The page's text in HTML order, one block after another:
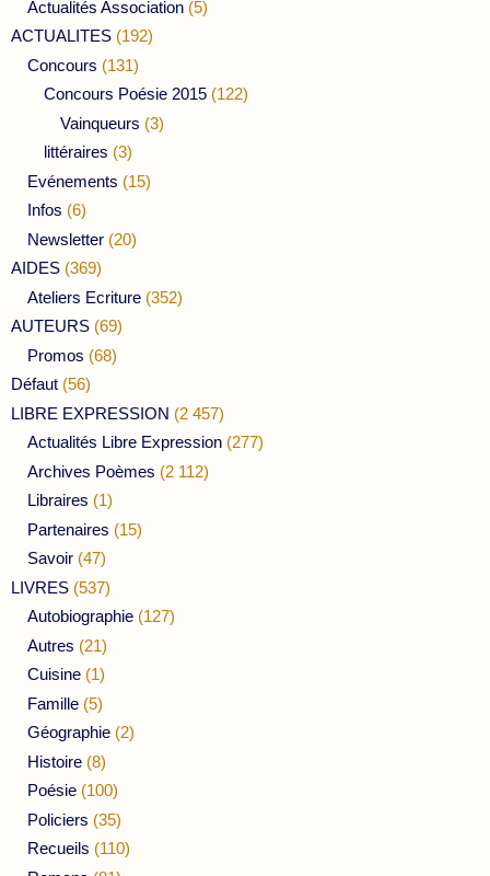
Actualités Association (5)
ACTUALITES (192)
Concours (131)
Concours Poésie 2015 (122)
Vainqueurs (3)
littéraires (3)
Evénements (15)
Infos (6)
Newsletter (20)
AIDES (369)
Ateliers Ecriture (352)
AUTEURS (69)
Promos (68)
Défaut (56)
LIBRE EXPRESSION (2 457)
Actualités Libre Expression (277)
Archives Poèmes (2 112)
Libraires (1)
Partenaires (15)
Savoir (47)
LIVRES (537)
Autobiographie (127)
Autres (21)
Cuisine (1)
Famille (5)
Géographie (2)
Histoire (8)
Poésie (100)
Policiers (35)
Recueils (110)